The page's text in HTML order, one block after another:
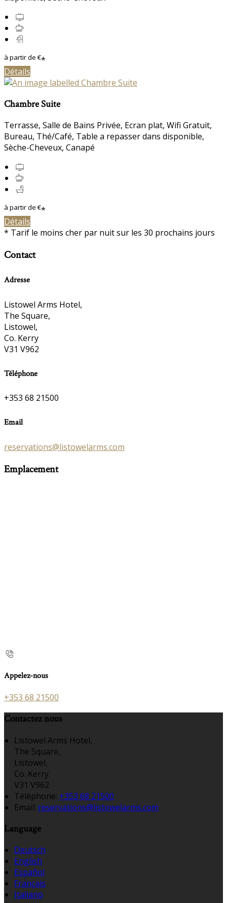
à partir de €*
Détails
Chambre Suite
Terrasse, Salle de Bains Privée, Ecran plat, Wifi Gratuit,
Bureau, Thé/Café, Table a repasser dans disponible,
Sèche-Cheveux, Canapé
à partir de €*
Détails
* Tarif le moins cher par nuit sur les 30 prochains jours
Contact
Adresse
Listowel Arms Hotel,
The Square,
Listowel,
Co. Kerry
V31 V962
Téléphone
+353 68 21500
Email
reservations@listowelarms.com
Emplacement
Appelez-nous
+353 68 21500
Contactez nous
Listowel Arms Hotel,
The Square,
Listowel,
Co. Kerry
V31 V962
Téléphone: +353 68 21500
Email: reservations@listowelarms.com
Language
Deutsch
English
Español
Français
Italiano